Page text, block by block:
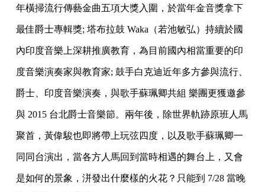
年橫掃流行傳藝金曲五項大獎入圍， 於當年金音獎拿下
最佳爵士專輯獎; 塔布拉鼓 Waka（若池敏弘） 持續於國
內印度音樂上深耕推廣教育， 為目前國內相當重要的印
度音樂演奏家與教育家; 鼓手白克迪近年多方參與流行、
爵士、印度音樂演奏， 與歌手蘇珮卿共組 樂團更獲邀參
與 2015 台北爵士音樂節。兩年後， 除世界軌跡原班人馬
聚首，黃偉駿也即將帶上玩弦四度， 以及歌手蘇珮卿一
同同台演出，當各方人馬回到當時相遇的舞台上， 又會
是如何的景象，洴發出什麼樣的火花？只能到 7/28 當晚